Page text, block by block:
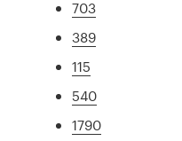
703
389
115
540
1790